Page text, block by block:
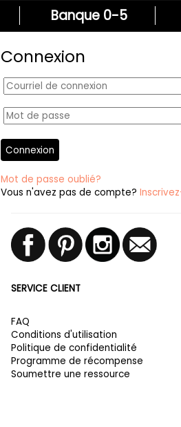
Banque 0-5
Connexion
Connexion
Mot de passe oublié?
Vous n'avez pas de compte?
SERVICE CLIENT
FAQ
Conditions d'utilisation
Politique de confidentialité
Programme de récompense
Soumettre une ressource